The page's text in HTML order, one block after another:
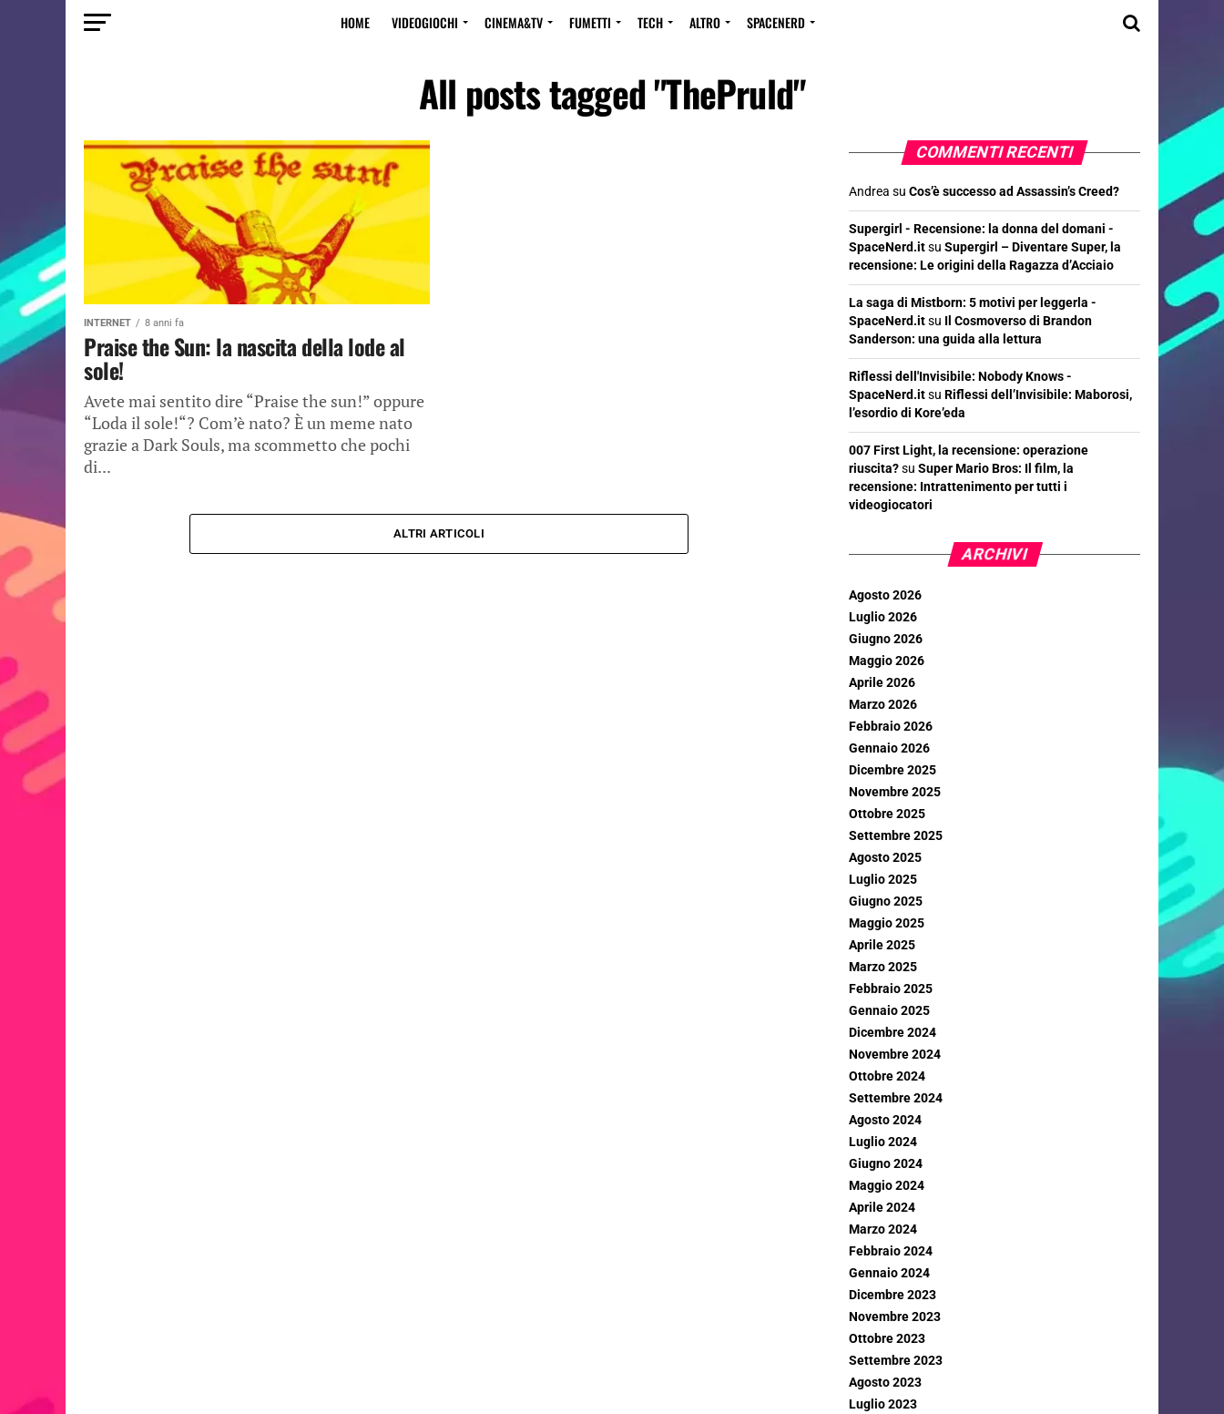
HOME VIDEOGIOCHI CINEMA&TV FUMETTI TECH ALTRO SPACENERD
All posts tagged "ThePruld"
INTERNET 8 anni fa
Praise the Sun: la nascita della lode al
sole!
Avete mai sentito dire “Praise the sun!” oppure
“Loda il sole!“? Com’è nato? È un meme nato
grazie a Dark Souls, ma scommetto che pochi
di...
ALTRI ARTICOLI
COMMENTI RECENTI
Andrea su Cos’è successo ad Assassin’s Creed?
Supergirl - Recensione: la donna del domani -
SpaceNerd.itsu Supergirl – Diventare Super, la
recensione: Le origini della Ragazza d’Acciaio
La saga di Mistborn: 5 motivi per leggerla -
SpaceNerd.itsu Il Cosmoverso di Brandon
Sanderson: una guida alla lettura
Riflessi dell'Invisibile: Nobody Knows -
SpaceNerd.itsu Riflessi dell’Invisibile: Maborosi,
l’esordio di Kore’eda
007 First Light, la recensione: operazione
riuscita?su Super Mario Bros: Il film, la
recensione: Intrattenimento per tutti i
videogiocatori
ARCHIVI
Agosto 2026
Luglio 2026
Giugno 2026
Maggio 2026
Aprile 2026
Marzo 2026
Febbraio 2026
Gennaio 2026
Dicembre 2025
Novembre 2025
Ottobre 2025
Settembre 2025
Agosto 2025
Luglio 2025
Giugno 2025
Maggio 2025
Aprile 2025
Marzo 2025
Febbraio 2025
Gennaio 2025
Dicembre 2024
Novembre 2024
Ottobre 2024
Settembre 2024
Agosto 2024
Luglio 2024
Giugno 2024
Maggio 2024
Aprile 2024
Marzo 2024
Febbraio 2024
Gennaio 2024
Dicembre 2023
Novembre 2023
Ottobre 2023
Settembre 2023
Agosto 2023
Luglio 2023